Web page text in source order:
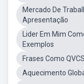
Mercado De
Apresentação
Lider Em Mim
Exemplos
Frases Como
Aquecimento